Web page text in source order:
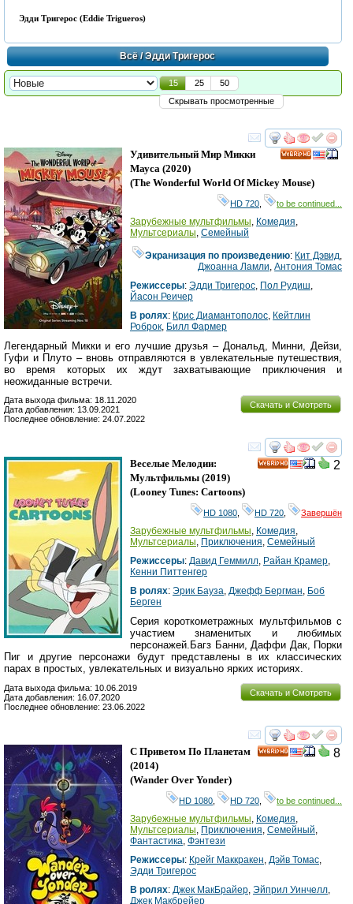
Эдди Тригерос (Eddie Trigueros)
Всё/ Эдди Тригерос
15 25
50
Скрывать просмотренные
смотреть
Удивительный Мир Микки
Мауса (2020)
(The Wonderful World Of Mickey Mouse)
HD 720 to be continued...
Зарубежные мультфильмы Комедия
Мультсериалы Семейный
Экранизация по произведению: Кит Дэвид
Джоанна Ламли ,Антония Томас
Режиссеры: Эдди Тригерос Пол Рудиш
Йасон Реичер
В ролях: Крис Диамантополос Кейтлин
Роброк Билл Фармер
Легендарный Микки и его лучшие друзья – Дональд, Минни, Дейзи,
Гуфи и Плуто – вновь отправляются в увлекательные путешествия,
во время которых их ждут захватывающие приключения и
неожиданные встречи.
Скачать и Смотреть
Дата выхода фильма: 18.11.2020
Дата добавления: 13.09.2021
Последнее обновление: 24.07.2022
смотреть
2
Веселые Мелодии:
Мультфильмы (2019)
(Looney Tunes: Cartoons)
HD 1080, HD 720, Завершён
Зарубежные мультфильмы, Комедия,
Мультсериалы, Приключения, Семейный
Режиссеры: Давид Геммилл, Райан Крамер,
Кенни Питтенгер
В ролях: Эрик Бауза, Джефф Бергман, Боб
Берген
Серия короткометражных мультфильмов с
участием знаменитых и любимых
персонажей.Багз Банни, Даффи Дак, Порки
Пиг и другие персонажи будут представлены в их классических
парах в простых, увлекательных и визуально ярких историях.
Скачать и Смотреть
Дата выхода фильма: 10.06.2019
Дата добавления: 16.07.2020
Последнее обновление: 23.06.2022
смотреть
8
С Приветом По Планетам
(2014)
(Wander Over Yonder)
HD 1080 HD 720 to be continued...
Зарубежные мультфильмы, Комедия,
Мультсериалы, Приключения, Семейный,
Фантастика, Фэнтези
Режиссеры: Крейг Маккракен, Дэйв Томас,
Эдди Тригерос
В ролях: Джек МакБрайер, Эйприл Уинчелл,
Джек Макбрейер